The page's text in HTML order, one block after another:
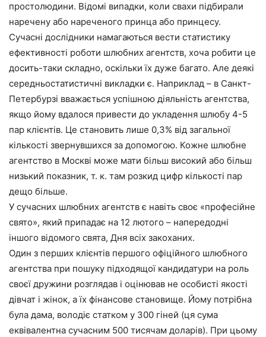
простолюдини. Відомі випадки, коли свахи підбирали
наречену або нареченого принца або принцесу.
Сучасні дослідники намагаються вести статистику
ефективності роботи шлюбних агентств, хоча робити це
досить-таки складно, оскільки їх дуже багато. Але деякі
середньостатистичні викладки є. Наприклад – в Санкт-
Петербурзі вважається успішною діяльність агентства,
якщо йому вдалося привести до укладення шлюбу 4-5
пар клієнтів. Це становить лише 0,3% від загальної
кількості звернувшихся за допомогою. Кожне шлюбне
агентство в Москві може мати більш високий або більш
низький показник, т. к. там розкид цифр кількості пар
дещо більше.
У сучасних шлюбних агентств є навіть своє «професійне
свято», який припадає на 12 лютого – напередодні
іншого відомого свята, Дня всіх закоханих.
Один з перших клієнтів першого офіційного шлюбного
агентства при пошуку підходящої кандидатури на роль
своєї дружини розглядав і оцінював не особисті якості
дівчат і жінок, а їх фінансове становище. Йому потрібна
була дама, володіє статком у 300 гіней (ця сума
еквівалентна сучасним 500 тисячам доларів). При цьому